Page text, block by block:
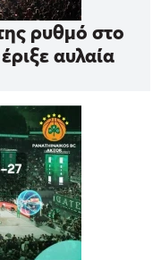
ρυθμό στο
αυλαία